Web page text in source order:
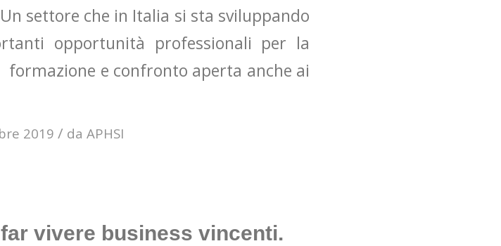
settore che in Italia si sta sviluppando
opportunità professionali per la
e confronto aperta anche ai
2019 / da APHSI
vivere business vincenti.